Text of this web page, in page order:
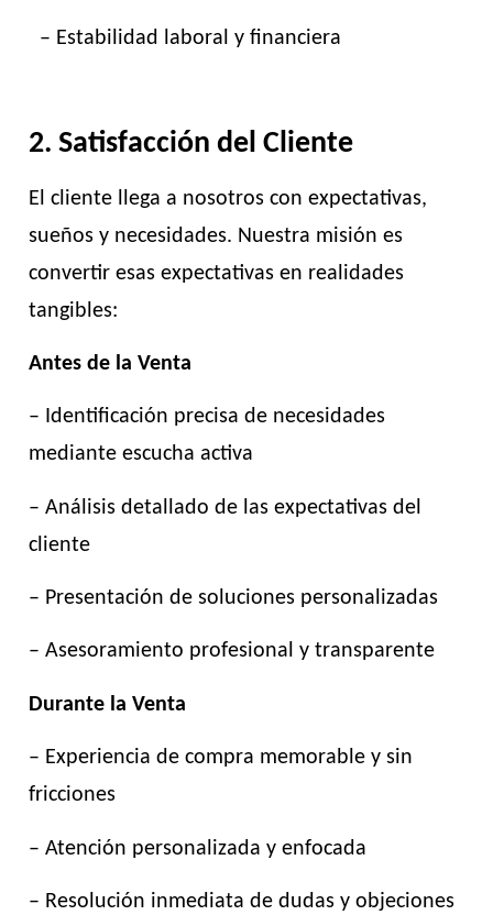
– Estabilidad laboral y financiera
2. Satisfacción del Cliente
El cliente llega a nosotros con expectativas,
sueños y necesidades. Nuestra misión es
convertir esas expectativas en realidades
tangibles:
Antes de la Venta
– Identificación precisa de necesidades
mediante escucha activa
– Análisis detallado de las expectativas del
cliente
– Presentación de soluciones personalizadas
– Asesoramiento profesional y transparente
Durante la Venta
– Experiencia de compra memorable y sin
fricciones
– Atención personalizada y enfocada
– Resolución inmediata de dudas y objeciones